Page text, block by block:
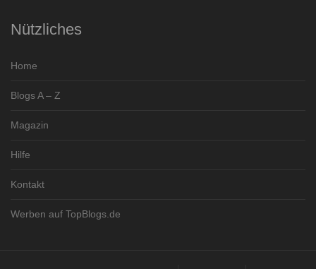
Nützliches
Home
Blogs A – Z
Magazin
Hilfe
Kontakt
Werben auf TopBlogs.de